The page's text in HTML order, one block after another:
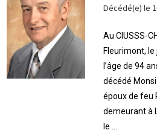
Décédé(e) le
Au CIUSSS-
Fleurimont,
l’âge de 94
décédé
époux de feu
demeurant à
le ...